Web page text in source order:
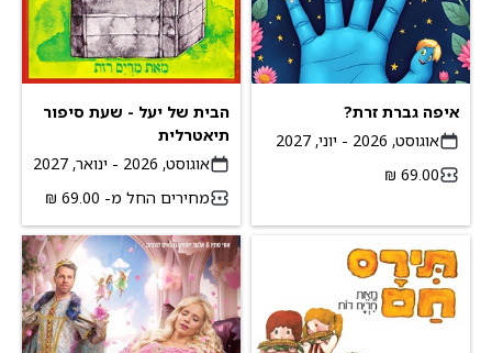
איפה גברת זרת?
אוגוסט, 2026 - יוני, 2027
הבית של יעל - שעת סיפור
תיאטרלית
אוגוסט, 2026 - ינואר, 2027
מחירים החל מ- ‏69.00 ‏₪